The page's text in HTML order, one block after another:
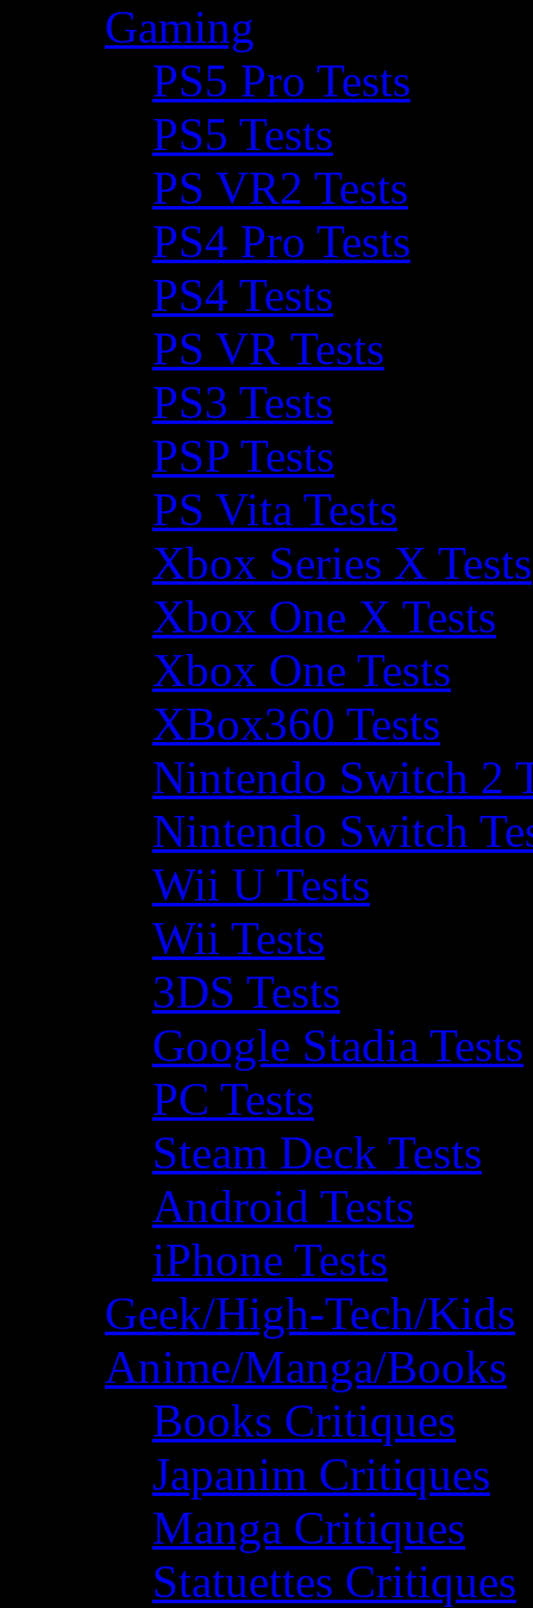
Gaming
PS5 Pro Tests
PS5 Tests
PS VR2 Tests
PS4 Pro Tests
PS4 Tests
PS VR Tests
PS3 Tests
PSP Tests
PS Vita Tests
Xbox Series X Tests
Xbox One X Tests
Xbox One Tests
XBox360 Tests
Nintendo Switch 2
Nintendo Switch
Wii U Tests
Wii Tests
3DS Tests
Google Stadia Tests
PC Tests
Steam Deck Tests
Android Tests
iPhone Tests
Geek/High-Tech/Kids
Anime/Manga/Books
Books Critiques
Japanim Critiques
Manga Critiques
Statuettes Critiques